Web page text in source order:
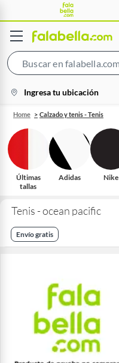
location-
icon
Ingresa tu ubicación
Home Calzado y tenis - Tenis
Últimas
tallas
Adidas Nike
Tenis - ocean pacific
Envío gratis